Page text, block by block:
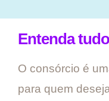
Entenda tudo
O consórcio é
para quem